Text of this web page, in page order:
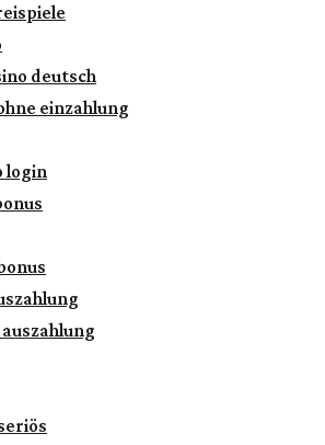
deutsch
einzahlung
login